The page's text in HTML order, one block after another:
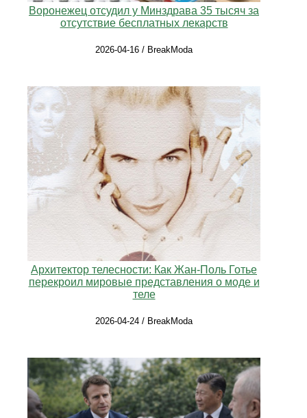
Воронежец отсудил у Минздрава 35 тысяч за
отсутствие бесплатных лекарств
2026-04-16 / BreakModa
Архитектор телесности: Как Жан-Поль Готье
перекроил мировые представления о моде и
теле
2026-04-24 / BreakModa